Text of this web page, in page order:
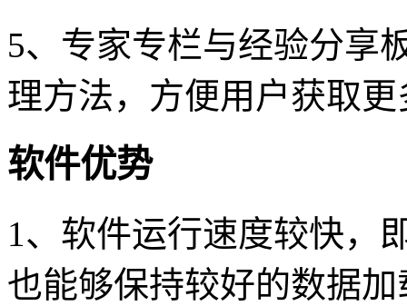
5、专家专栏与经验分享
理方法，方便用户获取
软件优势
1、软件运行速度较快，
也能够保持较好的数据